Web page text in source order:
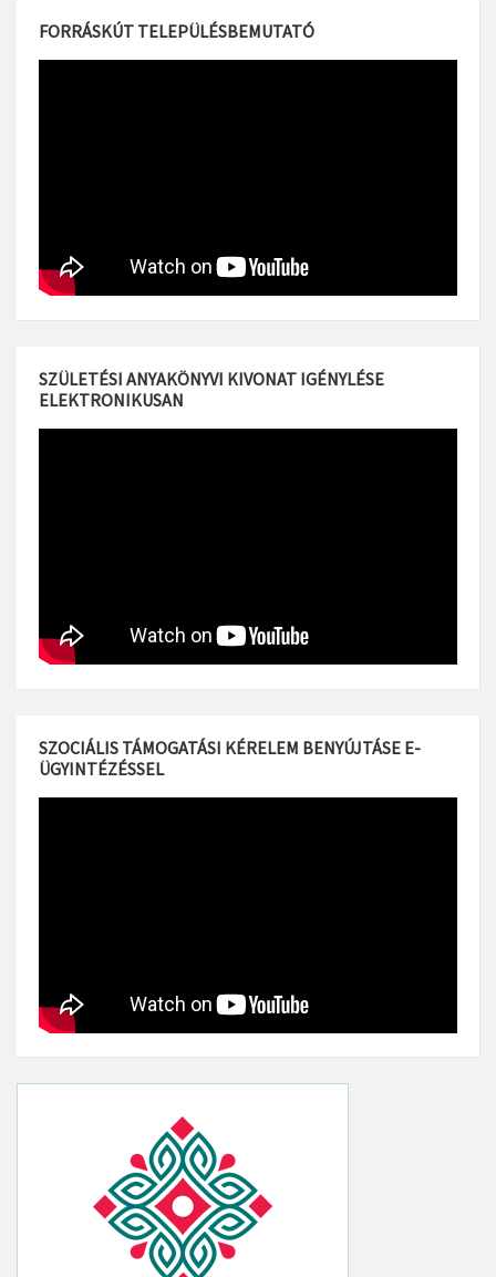
FORRÁSKÚT TELEPÜLÉSBEMUTATÓ
SZÜLETÉSI ANYAKÖNYVI KIVONAT IGÉNYLÉSE
ELEKTRONIKUSAN
SZOCIÁLIS TÁMOGATÁSI KÉRELEM BENYÚJTÁSE E-
ÜGYINTÉZÉSSEL